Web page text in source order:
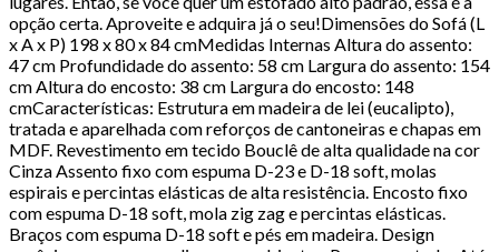
opção certa. Aproveite e adquira já o seu!Dimensões do Sofá (L
x A x P) 198 x 80 x 84 cmMedidas Internas Altura do assento:
47 cm Profundidade do assento: 58 cm Largura do assento: 154
cm Altura do encosto: 38 cm Largura do encosto: 148
cmCaracterísticas: Estrutura em madeira de lei (eucalipto),
tratada e aparelhada com reforços de cantoneiras e chapas em
MDF. Revestimento em tecido Bouclê de alta qualidade na cor
Cinza Assento fixo com espuma D-23 e D-18 soft, molas
espirais e percintas elásticas de alta resistência. Encosto fixo
com espuma D-18 soft, mola zig zag e percintas elásticas.
Braços com espuma D-18 soft e pés em madeira. Design